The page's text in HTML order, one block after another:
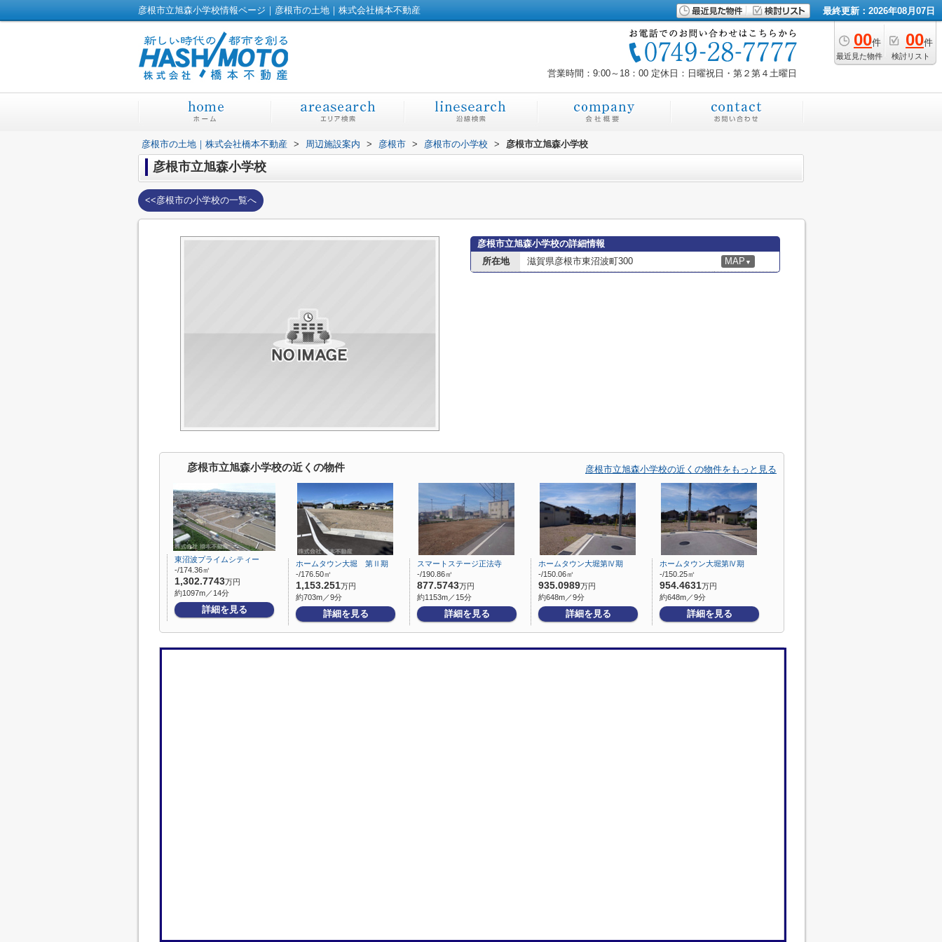
彦根市立旭森小学校情報ページ｜彦根市の土地｜株式会社橋本不動産 最終更新：2026年08月07日
00件
最近見た物件
00件
検討リスト
営業時間：9:00～18：00 定休日：日曜祝日・第２第４土曜日
彦根市の土地｜株式会社橋本不動産 > 周辺施設案内 > 彦根市 > 彦根市の小学校 > 彦根市立旭森小学校
彦根市立旭森小学校
<<彦根市の小学校の一覧へ
彦根市立旭森小学校の詳細情報
所在地
滋賀県彦根市東沼波町300 MAP ▼
彦根市立旭森小学校の近くの物件 彦根市立旭森小学校の近くの物件をもっと見る
東沼波プライムシティー
-/174.36㎡
1,302.7743万円
約1097m／14分
詳細を見る
ホームタウン大堀 第Ⅱ期
-/176.50㎡
1,153.251万円
約703m／9分
詳細を見る
スマートステージ正法寺
-/190.86㎡
877.5743万円
約1153m／15分
詳細を見る
ホームタウン大堀第Ⅳ期
-/150.06㎡
935.0989万円
約648m／9分
詳細を見る
ホームタウン大堀第Ⅳ期
-/150.25㎡
954.4631万円
約648m／9分
詳細を見る